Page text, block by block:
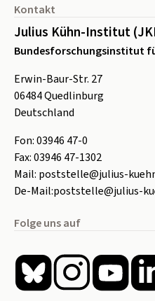
Kontakt
Julius Kühn-Institut
Bundesforschungsinstitut
Erwin-Baur-Str. 27
06484Quedlinburg
Deutschland
Fon:03946 47-0
Fax:03946 47-1302
Mail: poststelle@julius-
De-Mail:poststelle@julius-
Folge uns auf